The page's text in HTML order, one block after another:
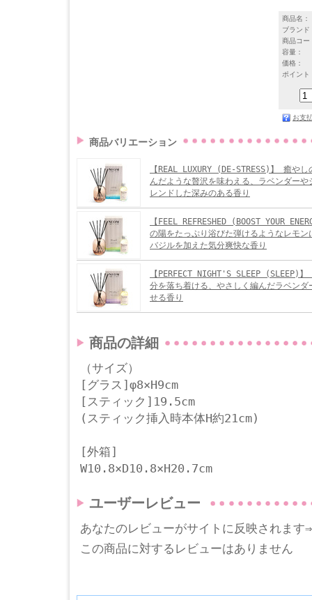
商品名：
ブランド
商品コー
容量：
価格：
ポイント
お支
商品バリエーション
【REAL LUXURY (DE-STRESS)】 癒や
んだような贅沢を味わえる、ラベンダーや
レンドした深みのある香り
【FEEL REFRESHED (BOOST YOUR
の陽をたっぷり浴びた弾けるようなレモン
バジルを加えた気分爽快な香り
【PERFECT NIGHT'S SLEEP (SLEEP)
分を落ち着ける、やさしく編んだラベンダ
せる香り
商品の詳細
（サイズ）
[グラス]φ8×H9cm
[スティック]19.5cm
(スティック挿入時本体H約21cm)
[外箱]
W10.8×D10.8×H20.7cm
ユーザーレビュー
あなたのレビューがサイトに反映されま
この商品に対するレビューはありません